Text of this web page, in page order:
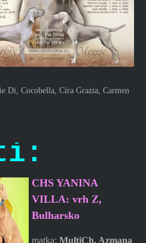
Di, Cocobella, Cira Grazia, Carmen
CHS YANINA
VILLA: vrh Z,
Bulharsko
matka: MultiCh. Azmana